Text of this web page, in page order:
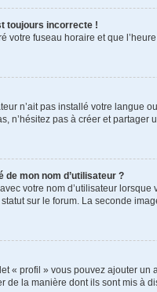
toujours incorrecte !
votre fuseau horaire et que
n’ait pas installé votre langue
n’hésitez pas à créer et
mon nom d’utilisateur ?
votre nom d’utilisateur
sur le forum. La seconde
« profil » vous pouvez ajouter
de la manière dont ils sont mis à